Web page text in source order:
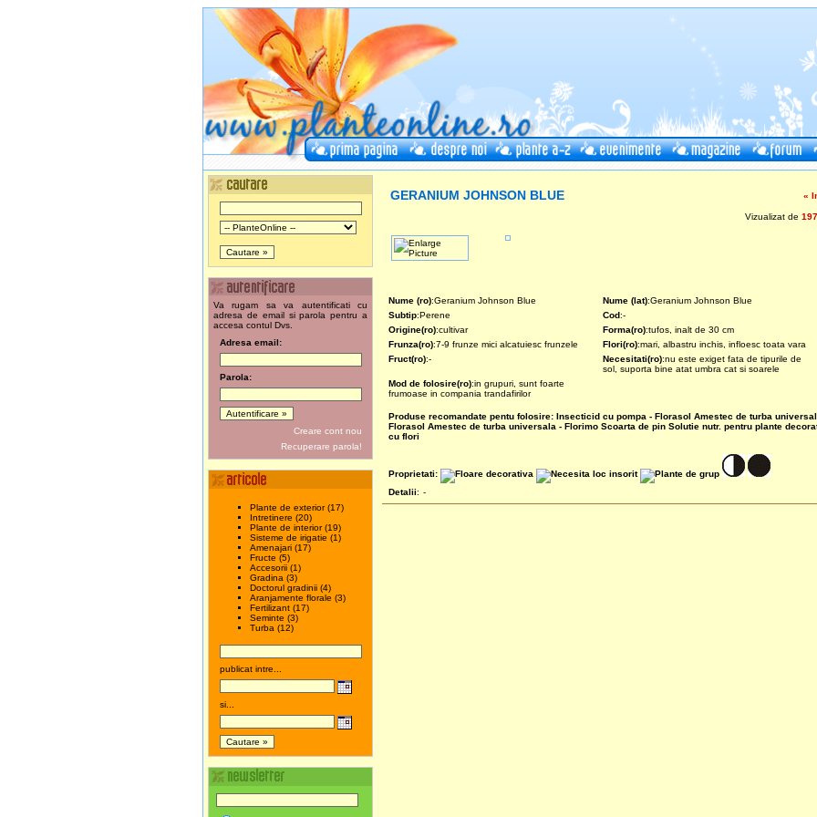
Va rugam sa va autentificati cu
adresa de email si parola pentru a
accesa contul Dvs.
Adresa email:
Parola:
Creare cont nou
Recuperare parola!
Plante de exterior (17)
Intretinere (20)
Plante de interior (19)
Sisteme de irigatie (1)
Amenajari (17)
Fructe (5)
Accesorii (1)
Gradina (3)
Doctorul gradinii (4)
Aranjamente florale (3)
Fertilizant (17)
Seminte (3)
Turba (12)
publicat intre...
si...
GERANIUM JOHNSON BLUE «
Vizualizat de
Nume (ro):Geranium Johnson Blue Nume (lat):Geranium Johnson Blue
Subtip:Perene Cod:-
Origine(ro):cultivar Forma(ro):tufos, inalt de 30 cm
Frunza(ro):7-9 frunze mici alcatuiesc frunzele Flori(ro):mari, albastru inchis, infloesc toata vara
Fruct(ro):- Necesitati(ro):nu este exiget fata de tipurile de
sol, suporta bine atat umbra cat si soarele
Mod de folosire(ro):in grupuri, sunt foarte
frumoase in compania trandafirilor
Produse recomandate pentu folosire: Insecticid cu pompa - Florasol Amestec de turba
Florasol Amestec de turba universala - Florimo Scoarta de pin Solutie nutr. pentru plante
cu flori
Proprietati:
Detalii: -